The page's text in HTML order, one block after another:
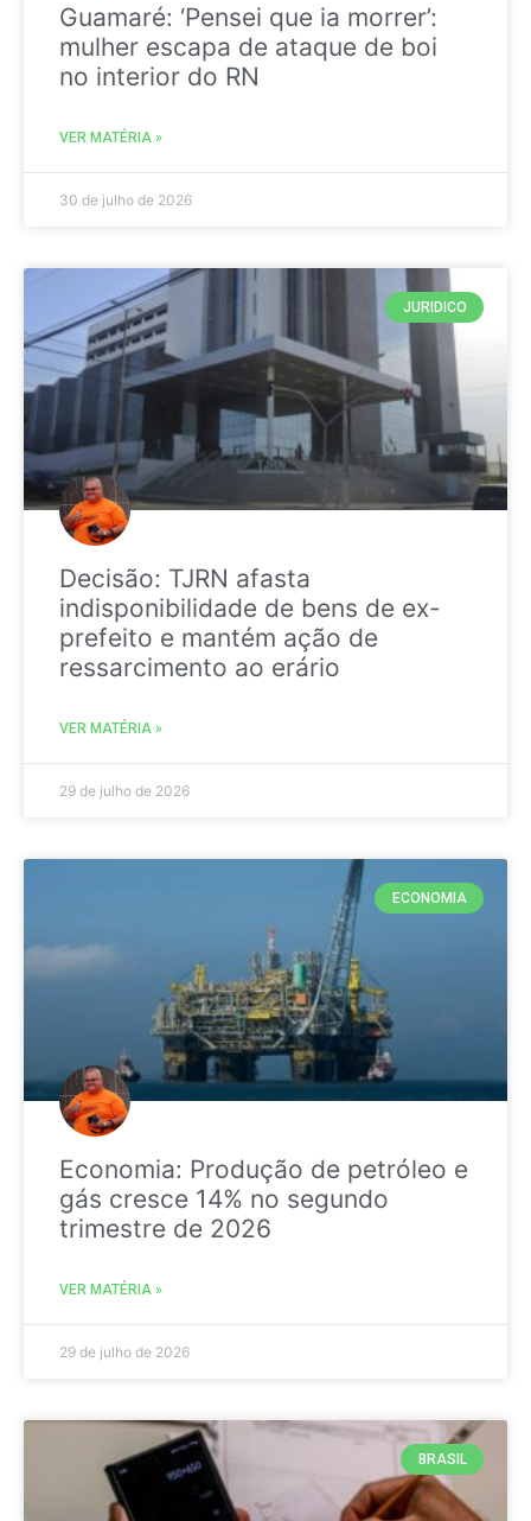
Guamaré: ‘Pensei que ia morrer’:
mulher escapa de ataque de boi
no interior do RN
VER MATÉRIA »
30 de julho de 2026
JURIDICO
Decisão: TJRN afasta
indisponibilidade de bens de ex-
prefeito e mantém ação de
ressarcimento ao erário
VER MATÉRIA »
29 de julho de 2026
ECONOMIA
Economia: Produção de petróleo e
gás cresce 14% no segundo
trimestre de 2026
VER MATÉRIA »
29 de julho de 2026
BRASIL